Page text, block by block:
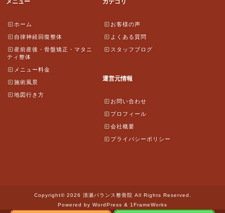
メニュー
ホーム
自律神経回復整体
産前産後・骨盤矯正・マタニ
ティ整体
メニュー料金
施術風景
地図行き方
カテゴリ
お客様の声
よくある質問
スタッフブログ
運営元情報
お問い合わせ
プロフィール
会社概要
プライバシーポリシー
Copyright© 2026 清瀬バランス整骨院 All Rights Reserved.
Powered by WordPress & 1FrameWorks